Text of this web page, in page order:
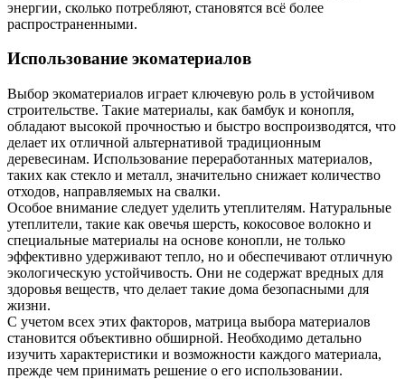
энергии, сколько потребляют, становятся всё более
распространенными.
Использование экоматериалов
Выбор экоматериалов играет ключевую роль в устойчивом
строительстве. Такие материалы, как бамбук и конопля,
обладают высокой прочностью и быстро воспроизводятся, что
делает их отличной альтернативой традиционным
деревесинам. Использование переработанных материалов,
таких как стекло и металл, значительно снижает количество
отходов, направляемых на свалки.
Особое внимание следует уделить утеплителям. Натуральные
утеплители, такие как овечья шерсть, кокосовое волокно и
специальные материалы на основе конопли, не только
эффективно удерживают тепло, но и обеспечивают отличную
экологическую устойчивость. Они не содержат вредных для
здоровья веществ, что делает такие дома безопасными для
жизни.
С учетом всех этих факторов, матрица выбора материалов
становится объективно обширной. Необходимо детально
изучить характеристики и возможности каждого материала,
прежде чем принимать решение о его использовании.